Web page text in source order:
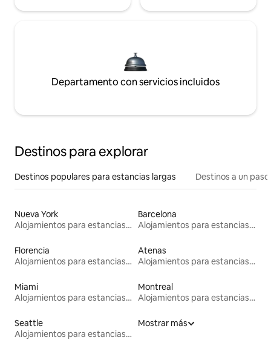
Departamento con servicios incluidos
Destinos para explorar
Destinos populares para estancias largas Destinos a un
Nueva York
Alojamientos para estancias largas
Barcelona
Alojamientos para estancias largas
Florencia
Alojamientos para estancias largas
Atenas
Alojamientos para estancias largas
Miami
Alojamientos para estancias largas
Montreal
Alojamientos para estancias largas
Seattle
Alojamientos para estancias largas
Mostrar más